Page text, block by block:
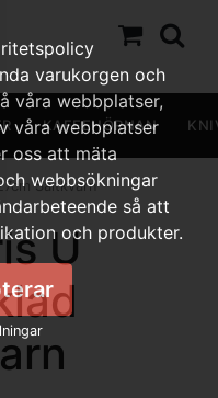
KAFFEHÖRNAN
Saltkvarn
U
varukorgen och
våra webbplatser,
våra webbplatser
oss att mäta
webbsökningar
så att
och produkter.